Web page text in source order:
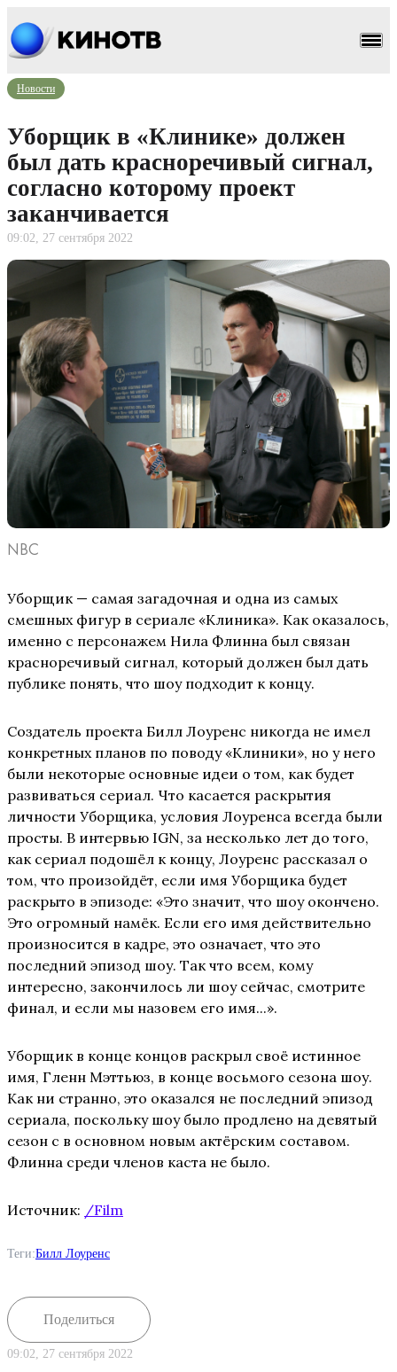
Новости
Уборщик в «Клинике» должен
был дать красноречивый сигнал,
согласно которому проект
заканчивается
09:02, 27 сентября 2022
NBC
Уборщик — самая загадочная и одна из самых
смешных фигур в сериале «Клиника». Как оказалось,
именно с персонажем Нила Флинна был связан
красноречивый сигнал, который должен был дать
публике понять, что шоу подходит к концу.
Создатель проекта Билл Лоуренс никогда не имел
конкретных планов по поводу «Клиники», но у него
были некоторые основные идеи о том, как будет
развиваться сериал. Что касается раскрытия
личности Уборщика, условия Лоуренса всегда были
просты. В интервью IGN, за несколько лет до того,
как сериал подошёл к концу, Лоуренс рассказал о
том, что произойдёт, если имя Уборщика будет
раскрыто в эпизоде: «Это значит, что шоу окончено.
Это огромный намёк. Если его имя действительно
произносится в кадре, это означает, что это
последний эпизод шоу. Так что всем, кому
интересно, закончилось ли шоу сейчас, смотрите
финал, и если мы назовем его имя...».
Уборщик в конце концов раскрыл своё истинное
имя, Гленн Мэттьюз, в конце восьмого сезона шоу.
Как ни странно, это оказался не последний эпизод
сериала, поскольку шоу было продлено на девятый
сезон с в основном новым актёрским составом.
Флинна среди членов каста не было.
Источник: /Film
Теги:Билл Лоуренс
Поделиться
09:02, 27 сентября 2022